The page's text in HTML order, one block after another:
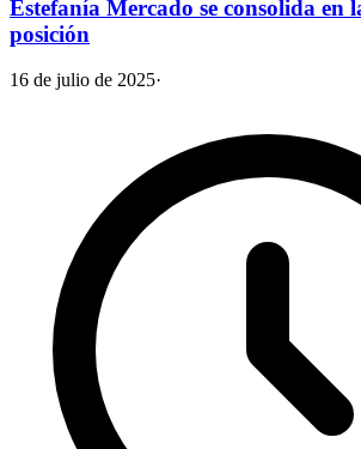
Estefanía Mercado se consolida en
posición
16 de julio de 2025·